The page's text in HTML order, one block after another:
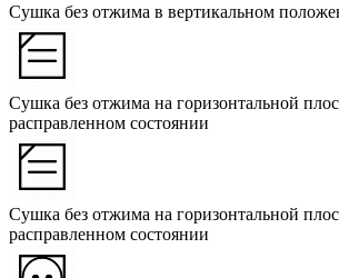
Сушка без отжима в вертикальном
Сушка без отжима на горизонтальной
расправленном состоянии
Сушка без отжима на горизонтальной
расправленном состоянии